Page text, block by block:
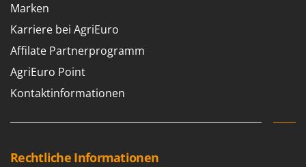
Marken
Karriere bei AgriEuro
Affilate Partnerprogramm
AgriEuro Point
Kontaktinformationen
Rechtliche Informationen